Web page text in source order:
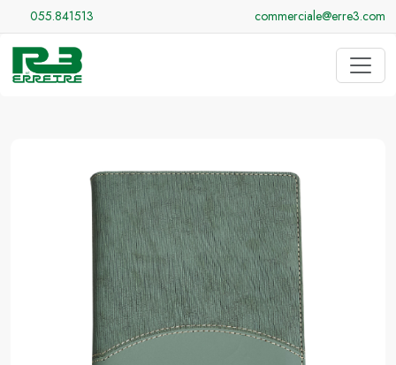
055.841513 commerciale@erre3.com